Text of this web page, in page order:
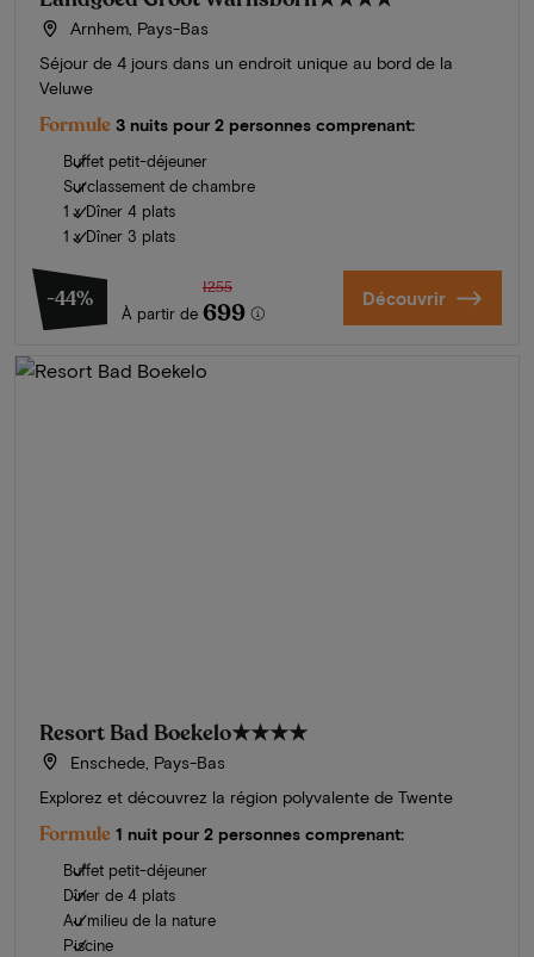
Arnhem, Pays-Bas
Séjour de 4 jours dans un endroit unique au bord de la
Veluwe
Formule 3 nuits pour 2 personnes comprenant:
Buffet petit-déjeuner
Surclassement de chambre
1 x Dîner 4 plats
1 x Dîner 3 plats
-44%
À partir de
1255
699 Découvrir
Resort Bad Boekelo★★★★
Enschede, Pays-Bas
Explorez et découvrez la région polyvalente de Twente
Formule 1 nuit pour 2 personnes comprenant:
Buffet petit-déjeuner
Dîner de 4 plats
Au milieu de la nature
Piscine